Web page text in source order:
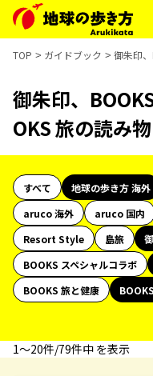
TOP ガイドブック 御朱印
御朱印、
OKS 旅の読み
すべて 地球の歩き方 海外
aruco 海外
aruco 国内
Resort Style
島旅
BOOKS スペシャルコラボ
BOOKS 旅と健康
1〜20件/79件中 を表示